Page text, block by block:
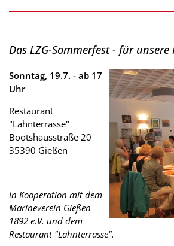
Das LZG-Sommerfest - für
Sonntag, 19.7. - ab 17
Uhr
Restaurant
"Lahnterrasse"
Bootshausstraße 20
35390 Gießen
In Kooperation mit dem
Marineverein Gießen
1892 e.V. und dem
Restaurant "Lahnterrasse".